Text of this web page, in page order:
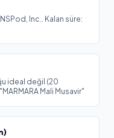
Inc.. Kalan süre:
ideal değil (20
Mali Musavir"